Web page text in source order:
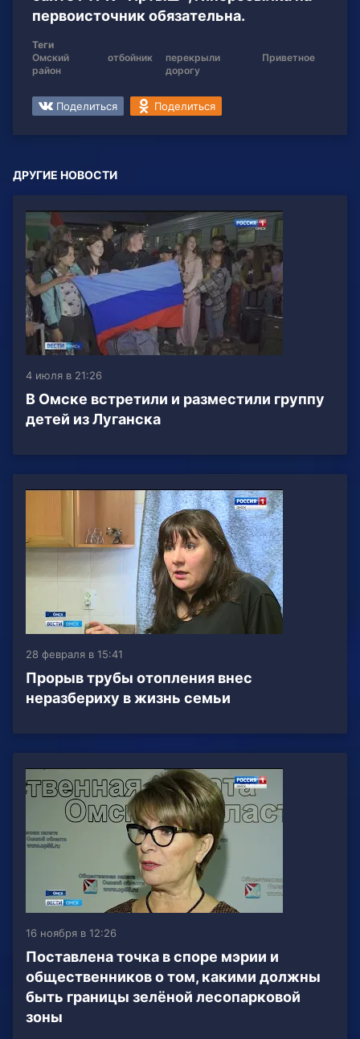
первоисточник обязательна.
Теги
Омский
район
отбойник
перекрыли
дорогу
Приветное
Поделиться Поделиться
ДРУГИЕ НОВОСТИ
4 июля в 21:26
В Омске встретили и разместили группу
детей из Луганска
28 февраля в 15:41
Прорыв трубы отопления внес
неразбериху в жизнь семьи
16 ноября в 12:26
Поставлена точка в споре мэрии и
общественников о том, какими должны
быть границы зелёной лесопарковой
зоны